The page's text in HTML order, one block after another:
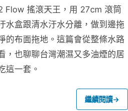
Flow 搖滾天王，用 27cm 滾筒
水盒跟清水汙水分離，做到邊拖
的布面拖地。這篇會從整條水路
，也聊聊台灣潮濕又多油煙的居
這一套。
繼續閱讀→